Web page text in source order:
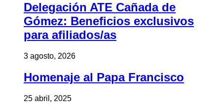
Delegación ATE Cañada de
Gómez: Beneficios exclusivos
para afiliados/as
3 agosto, 2026
Homenaje al Papa Francisco
25 abril, 2025